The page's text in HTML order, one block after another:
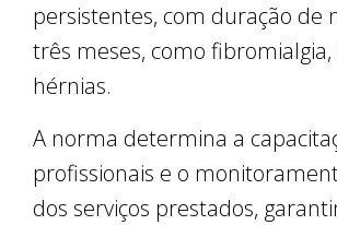
persistentes, com duração de
três meses, como
hérnias.
A norma determina a
profissionais e o
dos serviços prestados,